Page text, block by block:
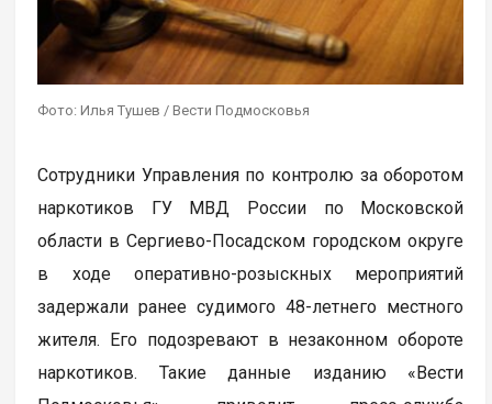
Фото: Илья Тушев / Вести Подмосковья
Сотрудники Управления по контролю за оборотом
наркотиков ГУ МВД России по Московской
области в Сергиево-Посадском городском округе
в ходе оперативно-розыскных мероприятий
задержали ранее судимого 48-летнего местного
жителя. Его подозревают в незаконном обороте
наркотиков. Такие данные изданию «Вести